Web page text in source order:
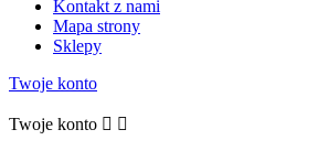
Kontakt z nami
Mapa strony
Sklepy
Twoje konto
Twoje konto  